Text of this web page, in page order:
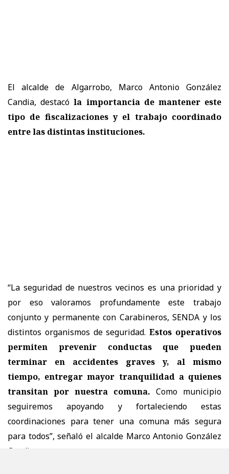
El alcalde de Algarrobo, Marco Antonio González
Candia, destacó la importancia de mantener este
tipo de fiscalizaciones y el trabajo coordinado
entre las distintas instituciones.
“La seguridad de nuestros vecinos es una prioridad y
por eso valoramos profundamente este trabajo
conjunto y permanente con Carabineros, SENDA y los
distintos organismos de seguridad.Estos operativos
permiten prevenir conductas que pueden
terminar en accidentes graves y, al mismo
tiempo, entregar mayor tranquilidad a quienes
transitan por nuestra comuna. Como municipio
seguiremos apoyando y fortaleciendo estas
coordinaciones para tener una comuna más segura
para todos”, señaló el alcalde Marco Antonio González
Candia.